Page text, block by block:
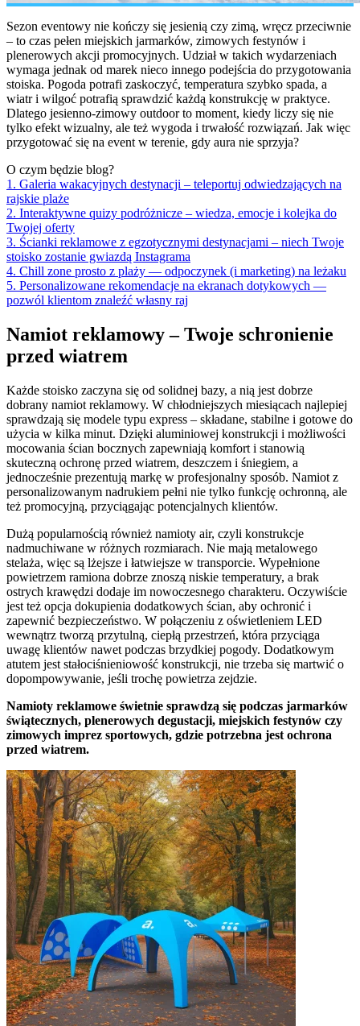
Sezon eventowy nie kończy się jesienią czy zimą, wręcz przeciwnie
– to czas pełen miejskich jarmarków, zimowych festynów i
plenerowych akcji promocyjnych. Udział w takich wydarzeniach
wymaga jednak od marek nieco innego podejścia do przygotowania
stoiska. Pogoda potrafi zaskoczyć, temperatura szybko spada, a
wiatr i wilgoć potrafią sprawdzić każdą konstrukcję w praktyce.
Dlatego jesienno-zimowy outdoor to moment, kiedy liczy się nie
tylko efekt wizualny, ale też wygoda i trwałość rozwiązań. Jak więc
przygotować się na event w terenie, gdy aura nie sprzyja?
O czym będzie blog?
1. Galeria wakacyjnych destynacji – teleportuj odwiedzających na
rajskie plaże
2. Interaktywne quizy podróżnicze – wiedza, emocje i kolejka do
Twojej oferty
3. Ścianki reklamowe z egzotycznymi destynacjami – niech Twoje
stoisko zostanie gwiazdą Instagrama
4. Chill zone prosto z plaży — odpoczynek (i marketing) na leżaku
5. Personalizowane rekomendacje na ekranach dotykowych —
pozwól klientom znaleźć własny raj
Namiot reklamowy – Twoje schronienie
przed wiatrem
Każde stoisko zaczyna się od solidnej bazy, a nią jest dobrze
dobrany namiot reklamowy. W chłodniejszych miesiącach najlepiej
sprawdzają się modele typu express – składane, stabilne i gotowe do
użycia w kilka minut. Dzięki aluminiowej konstrukcji i możliwości
mocowania ścian bocznych zapewniają komfort i stanowią
skuteczną ochronę przed wiatrem, deszczem i śniegiem, a
jednocześnie prezentują markę w profesjonalny sposób. Namiot z
personalizowanym nadrukiem pełni nie tylko funkcję ochronną, ale
też promocyjną, przyciągając potencjalnych klientów.
Dużą popularnością również namioty air, czyli konstrukcje
nadmuchiwane w różnych rozmiarach. Nie mają metalowego
stelaża, więc są lżejsze i łatwiejsze w transporcie. Wypełnione
powietrzem ramiona dobrze znoszą niskie temperatury, a brak
ostrych krawędzi dodaje im nowoczesnego charakteru. Oczywiście
jest też opcja dokupienia dodatkowych ścian, aby ochronić i
zapewnić bezpieczeństwo. W połączeniu z oświetleniem LED
wewnątrz tworzą przytulną, ciepłą przestrzeń, która przyciąga
uwagę klientów nawet podczas brzydkiej pogody. Dodatkowym
atutem jest stałociśnieniowość konstrukcji, nie trzeba się martwić o
dopompowywanie, jeśli trochę powietrza zejdzie.
Namioty reklamowe świetnie sprawdzą się podczas jarmarków
świątecznych, plenerowych degustacji, miejskich festynów czy
zimowych imprez sportowych, gdzie potrzebna jest ochrona
przed wiatrem.